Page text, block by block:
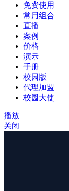
免费使用
常用组合
直播
案例
价格
演示
手册
校园版
代理加盟
校园大使
播放
关闭